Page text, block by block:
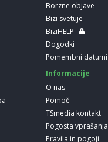
Borzne objave
Bizi svetuje
BiziHELP
Dogodki
Pomembni datumi
Informacije
O nas
Pomoč
TSmedia kontakt
Pogosta vprašanja
Pravila in pogoji